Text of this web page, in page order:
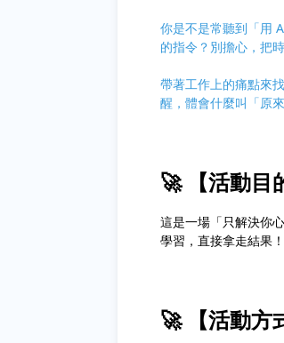
你是不是常聽到「用
的指令？別擔心，把
帶著工作上的痛點來
醒，體會什麼叫「原
🚀 【活動目
這是一場「只解決你
學習，直接拿走結果！
🚀 【活動方